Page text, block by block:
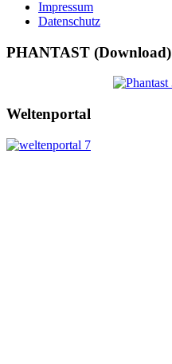
Impressum
Datenschutz
PHANTAST (Download)
Weltenportal